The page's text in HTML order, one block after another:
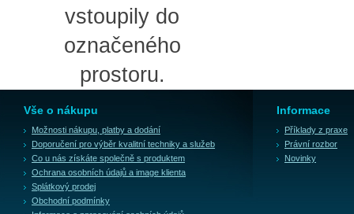
vstoupily do
označeného
prostoru.
Vše o nákupu
Možnosti nákupu, platby a dodání
Doporučení pro výběr kvalitní techniky a služeb
Co u nás získáte společně s produktem
Ochrana osobních údajů a image klienta
Splátkový prodej
Obchodní podmínky
Informace
Příklady z praxe
Právní rozbor
Novinky